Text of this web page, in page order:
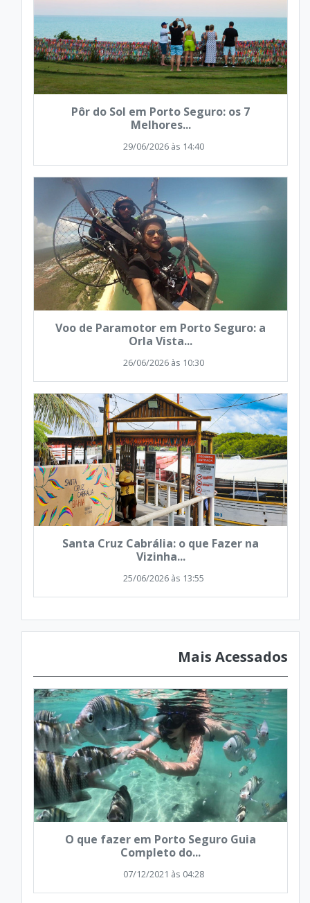
Pôr do Sol em Porto Seguro: os 7
Melhores...
29/06/2026 às 14:40
Voo de Paramotor em Porto Seguro: a
Orla Vista...
26/06/2026 às 10:30
Santa Cruz Cabrália: o que Fazer na
Vizinha...
25/06/2026 às 13:55
Mais Acessados
O que fazer em Porto Seguro Guia
Completo do...
07/12/2021 às 04:28